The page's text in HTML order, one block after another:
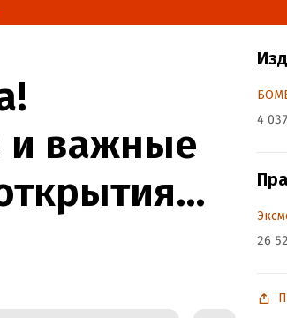
и важные
4
26